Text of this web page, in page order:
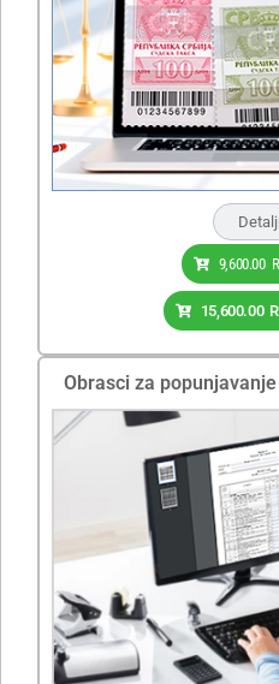
9,600.00
15,600.00
Obrasci za